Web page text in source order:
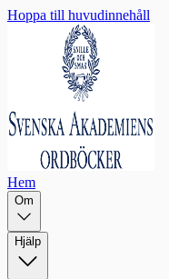
Hoppa till huvudinnehåll
Hem
Om
Hjälp